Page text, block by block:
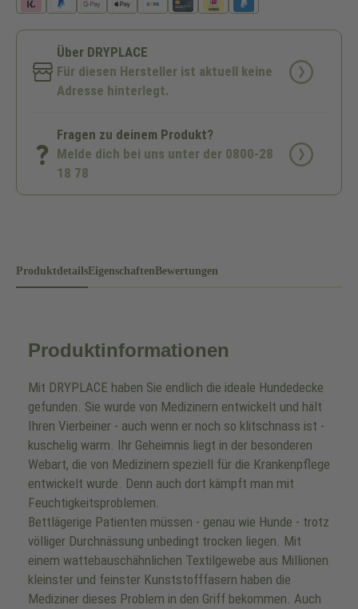
Über DRYPLACE
Für diesen Hersteller ist aktuell keine
Adresse hinterlegt.
Fragen zu deinem Produkt?
Melde dich bei uns unter der 0800-28
18 78
ProduktdetailsEigenschaftenBewertungen
Produktinformationen
Mit DRYPLACE haben Sie endlich die ideale Hundedecke
gefunden. Sie wurde von Medizinern entwickelt und hält
Ihren Vierbeiner - auch wenn er noch so klitschnass ist -
kuschelig warm. Ihr Geheimnis liegt in der besonderen
Webart, die von Medizinern speziell für die Krankenpflege
entwickelt wurde. Denn auch dort kämpft man mit
Feuchtigkeitsproblemen.
Bettlägerige Patienten müssen - genau wie Hunde - trotz
völliger Durchnässung unbedingt trocken liegen. Mit
einem wattebauschähnlichen Textilgewebe aus Millionen
kleinster und feinster Kunststofffasern haben die
Mediziner dieses Problem in den Griff bekommen. Auch